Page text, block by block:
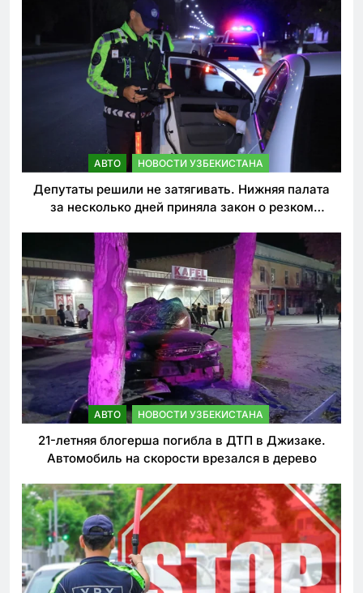
АВТО НОВОСТИ УЗБЕКИСТАНА
Депутаты решили не затягивать. Нижняя палата
за несколько дней приняла закон о резком
АВТО НОВОСТИ УЗБЕКИСТАНА
21-летняя блогерша погибла в ДТП в Джизаке.
Автомобиль на скорости врезался в дерево